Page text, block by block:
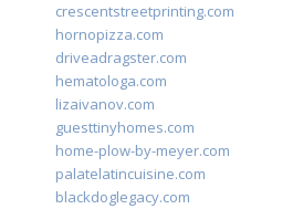
crescentstreetprinting.com
hornopizza.com
driveadragster.com
hematologa.com
lizaivanov.com
guesttinyhomes.com
home-plow-by-meyer.com
palatelatincuisine.com
blackdoglegacy.com